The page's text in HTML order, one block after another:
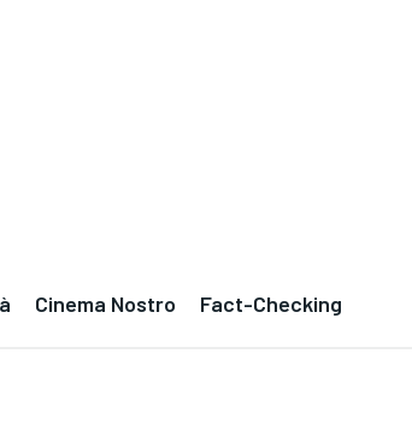
Cinema Nostro Fact-Checking